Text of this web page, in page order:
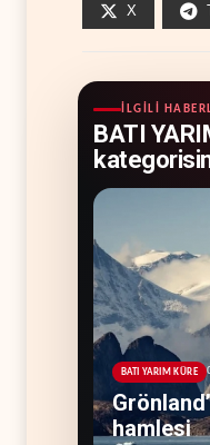
X
İLGILI
BATI
BATI YARIM KÜRE
hamlesi